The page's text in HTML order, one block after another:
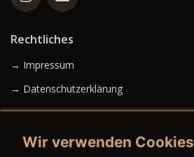
Rechtliches
→ Impressum
→ Datenschutzerklärung
Wir verwenden Cookies